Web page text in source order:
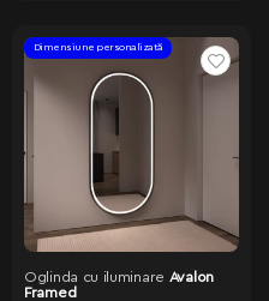
Dimensiune personalizată
Oglinda cu iluminare Avalon
Framed